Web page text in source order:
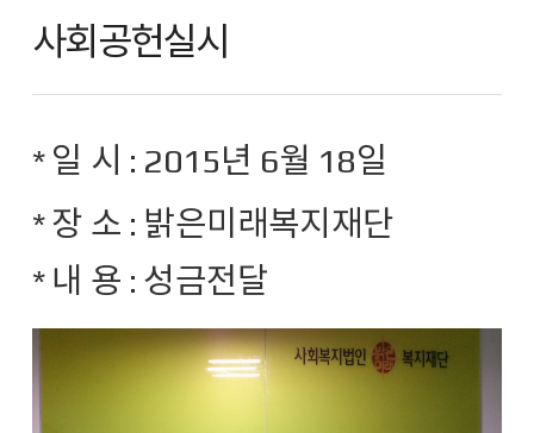
사회공헌실시
* 일 시 : 2015년 6월 18일
* 장 소 : 밝은미래복지재단
* 내 용 : 성금전달